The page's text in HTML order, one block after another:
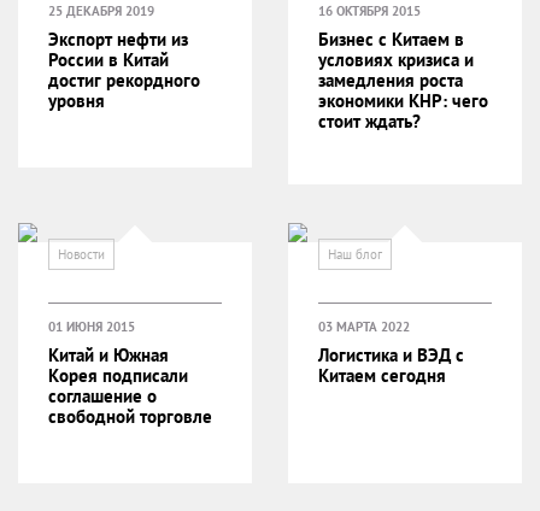
Новости
25 ДЕКАБРЯ 2019
Экспорт нефти из
России в Китай
достиг рекордного
уровня
Наш блог
16 ОКТЯБРЯ 2015
Бизнес с Китаем в
условиях кризиса и
замедления роста
экономики КНР: чего
стоит ждать?
01 ИЮНЯ 2015
Китай и Южная
Корея подписали
соглашение о
свободной торговле
03 МАРТА 2022
Логистика и ВЭД с
Китаем сегодня